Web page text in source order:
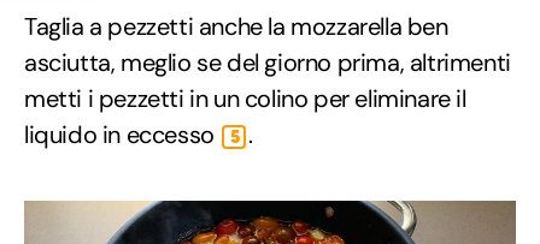
Taglia a pezzetti anche la mozzarella ben
asciutta, meglio se del giorno prima, altrimenti
metti i pezzetti in un colino per eliminare il
liquido in eccesso
5 .